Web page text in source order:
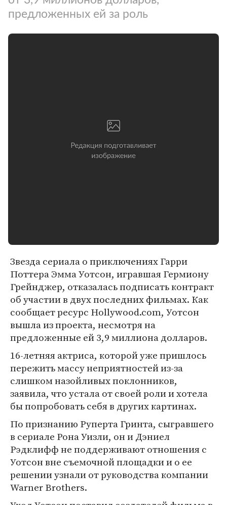
предложенных ей за роль
Звезда сериала о приключениях Гарри
Поттера Эмма Уотсон, игравшая Гермиону
Грейнджер, отказалась подписать контракт
об участии в двух последних фильмах. Как
сообщает ресурс Hollywood.com, Уотсон
вышла из проекта, несмотря на
предложенные ей 3,9 миллиона долларов.
16-летняя актриса, которой уже пришлось
пережить массу неприятностей из-за
слишком назойливых поклонников,
заявила, что устала от своей роли и хотела
бы попробовать себя в других картинах.
По признанию Руперта Гринта, сыгравшего
в сериале Рона Уизли, он и Дэниел
Рэдклифф не поддерживают отношения с
Уотсон вне съемочной площадки и о ее
решении узнали от руководства компании
Warner Brothers.